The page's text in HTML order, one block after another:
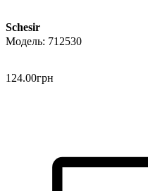
Schesir
712530
124.00грн